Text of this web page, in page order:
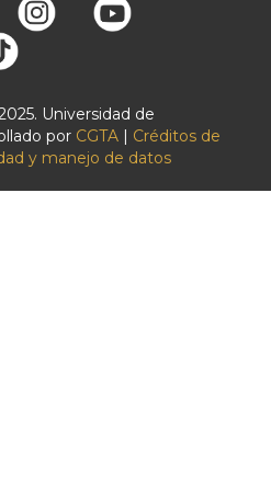
Universidad de
por CGTA | Créditos de
y manejo de datos